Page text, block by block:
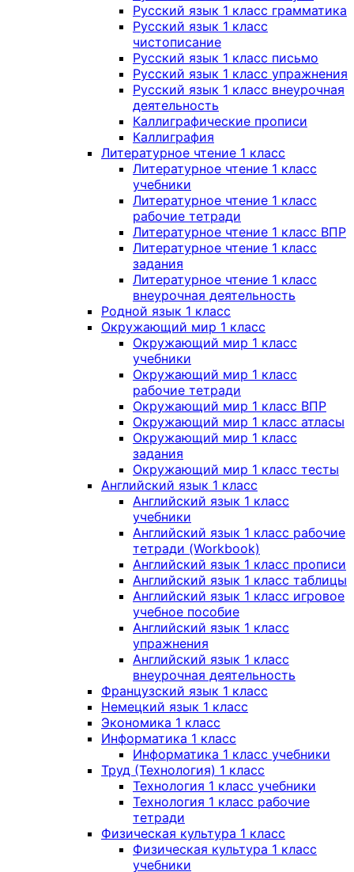
Русский язык 1 класс грамматика
Русский язык 1 класс
чистописание
Русский язык 1 класс письмо
Русский язык 1 класс упражнения
Русский язык 1 класс внеурочная
деятельность
Каллиграфические прописи
Каллиграфия
Литературное чтение 1 класс
Литературное чтение 1 класс
учебники
Литературное чтение 1 класс
рабочие тетради
Литературное чтение 1 класс ВПР
Литературное чтение 1 класс
задания
Литературное чтение 1 класс
внеурочная деятельность
Родной язык 1 класс
Окружающий мир 1 класс
Окружающий мир 1 класс
учебники
Окружающий мир 1 класс
рабочие тетради
Окружающий мир 1 класс ВПР
Окружающий мир 1 класс атласы
Окружающий мир 1 класс
задания
Окружающий мир 1 класс тесты
Английский язык 1 класс
Английский язык 1 класс
учебники
Английский язык 1 класс рабочие
тетради (Workbook)
Английский язык 1 класс прописи
Английский язык 1 класс таблицы
Английский язык 1 класс игровое
учебное пособие
Английский язык 1 класс
упражнения
Английский язык 1 класс
внеурочная деятельность
Французский язык 1 класс
Немецкий язык 1 класс
Экономика 1 класс
Информатика 1 класс
Информатика 1 класс учебники
Труд (Технология) 1 класс
Технология 1 класс учебники
Технология 1 класс рабочие
тетради
Физическая культура 1 класс
Физическая культура 1 класс
учебники